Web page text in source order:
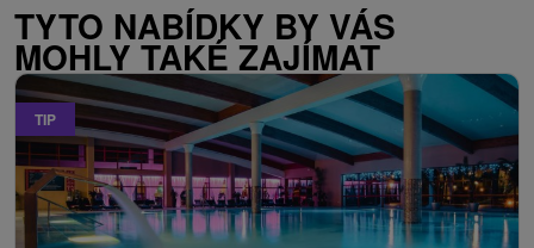
TYTO NABÍDKY BY VÁS
MOHLY TAKÉ ZAJÍMAT
TIP